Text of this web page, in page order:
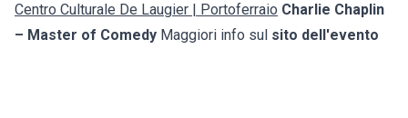
Centro Culturale De Laugier | Portoferraio Charlie Chaplin
– Master of Comedy Maggiori info sul sito dell'evento